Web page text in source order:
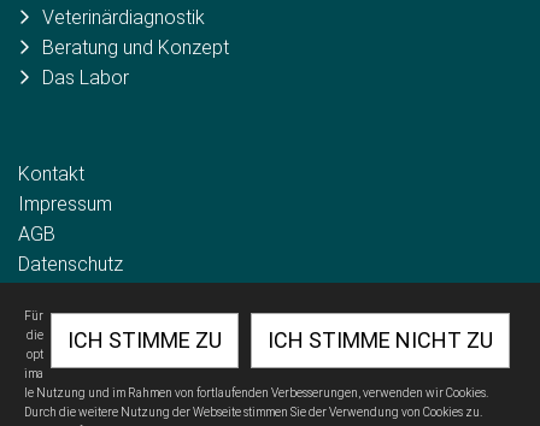
Veterinärdiagnostik
Beratung und Konzept
Das Labor
Kontakt
Impressum
AGB
Datenschutz
ICH STIMME NICHT ZU
ICH STIMME ZU
Für
die
opt
ima
le Nutzung und im Rahmen von fortlaufenden Verbesserungen, verwenden wir Cookies.
Durch die weitere Nutzung der Webseite stimmen Sie der Verwendung von Cookies zu.